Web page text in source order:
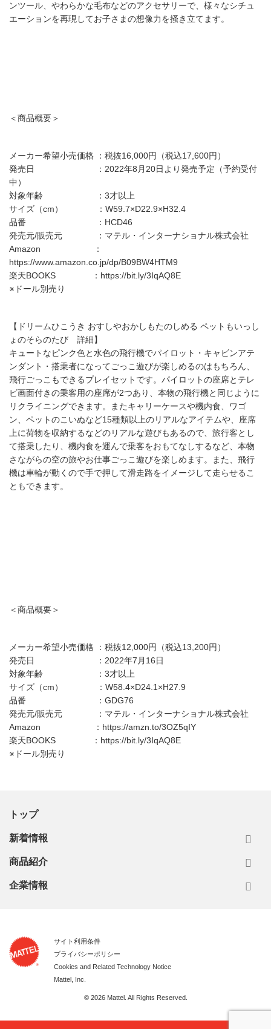
ンツール、やわらかな毛布などのアクセサリーで、様々なシチュ
エーションを再現してお子さまの想像力を掻き立てます。
＜商品概要＞
メーカー希望小売価格 ：税抜16,000円（税込17,600円）
発売日 ：2022年8月20日より発売予定（予約受付
中）
対象年齢 ：3才以上
サイズ（cm） ：W59.7×D22.9×H32.4
品番 ：HCD46
発売元/販売元 ：マテル・インターナショナル株式会社
Amazon ：
https://www.amazon.co.jp/dp/B09BW4HTM9
楽天BOOKS ：https://bit.ly/3IqAQ8E
※ドール別売り
【ドリームひこうき おすしやおかしもたのしめる ペットもいっし
ょのそらのたび 詳細】
キュートなピンク色と水色の飛行機でパイロット・キャビンアテ
ンダント・搭乗者になってごっこ遊びが楽しめるのはもちろん、
飛行ごっこもできるプレイセットです。パイロットの座席とテレ
ビ画面付きの乗客用の座席が2つあり、本物の飛行機と同じように
リクライニングできます。またキャリーケースや機内食、ワゴ
ン、ペットのこいぬなど15種類以上のリアルなアイテムや、座席
上に荷物を収納するなどのリアルな遊びもあるので、旅行客とし
て搭乗したり、機内食を運んで乗客をおもてなしするなど、本物
さながらの空の旅やお仕事ごっこ遊びを楽しめます。また、飛行
機は車輪が動くので手で押して滑走路をイメージして走らせるこ
ともできます。
＜商品概要＞
メーカー希望小売価格 ：税抜12,000円（税込13,200円）
発売日 ：2022年7月16日
対象年齢 ：3才以上
サイズ（cm） ：W58.4×D24.1×H27.9
品番 ：GDG76
発売元/販売元 ：マテル・インターナショナル株式会社
Amazon ：https://amzn.to/3OZ5qIY
楽天BOOKS ：https://bit.ly/3IqAQ8E
※ドール別売り
トップ
新着情報
商品紹介
企業情報
サイト利用条件
プライバシーポリシー
Cookies and Related Technology Notice
Mattel, Inc.
© 2026 Mattel. All Rights Reserved.